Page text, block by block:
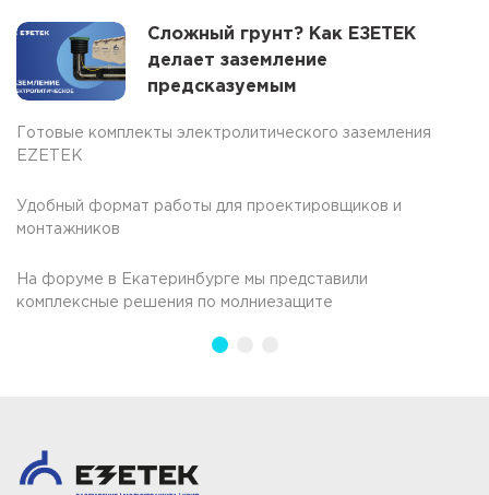
Сложный грунт? Как ЕЗЕТЕК
делает заземление
предсказуемым
Готовые комплекты электролитического заземления
EZETEK
Удобный формат работы для проектировщиков и
монтажников
На форуме в Екатеринбурге мы представили
комплексные решения по молниезащите